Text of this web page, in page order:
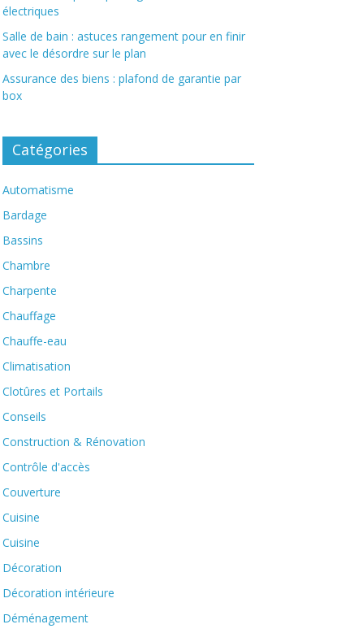
électriques
Salle de bain : astuces rangement pour en finir
avec le désordre sur le plan
Assurance des biens : plafond de garantie par
box
Catégories
Automatisme
Bardage
Bassins
Chambre
Charpente
Chauffage
Chauffe-eau
Climatisation
Clotûres et Portails
Conseils
Construction & Rénovation
Contrôle d'accès
Couverture
Cuisine
Cuisine
Décoration
Décoration intérieure
Déménagement